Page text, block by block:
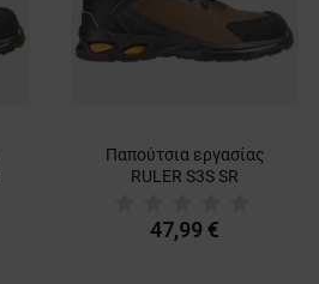
Παπούτσια εργασίας
RULER S3S SR
47,99 €